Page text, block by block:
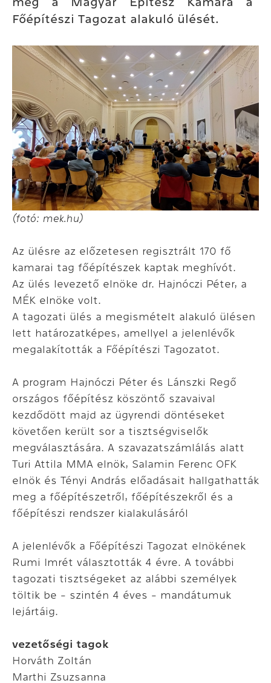
Főépítészi Tagozat alakuló ülését.
(fotó: mek.hu)
Az ülésre az előzetesen regisztrált 170 fő
kamarai tag főépítészek kaptak meghívót.
Az ülés levezető elnöke dr. Hajnóczi Péter, a
MÉK elnöke volt.
A tagozati ülés a megismételt alakuló ülésen
lett határozatképes, amellyel a jelenlévők
megalakították a Főépítészi Tagozatot.
A program Hajnóczi Péter és Lánszki Regő
országos főépítész köszöntő szavaival
kezdődött majd az ügyrendi döntéseket
követően került sor a tisztségviselők
megválasztására. A szavazatszámlálás alatt
Turi Attila MMA elnök, Salamin Ferenc OFK
elnök és Tényi András előadásait hallgathatták
meg a főépítészetről, főépítészekről és a
főépítészi rendszer kialakulásáról
A jelenlévők a Főépítészi Tagozat elnökének
Rumi Imrét választották 4 évre. A további
tagozati tisztségeket az alábbi személyek
töltik be - szintén 4 éves - mandátumuk
lejártáig.
vezetőségi tagok
Horváth Zoltán
Marthi Zsuzsanna